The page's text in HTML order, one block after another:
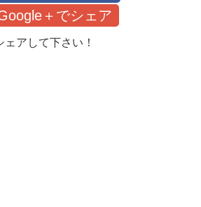
＋でシェア
ェアして下さい！